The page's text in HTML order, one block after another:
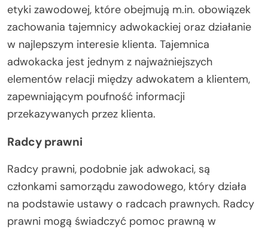
etyki zawodowej, które obejmują m.in. obowiązek
zachowania tajemnicy adwokackiej oraz działanie
w najlepszym interesie klienta. Tajemnica
adwokacka jest jednym z najważniejszych
elementów relacji między adwokatem a klientem,
zapewniającym poufność informacji
przekazywanych przez klienta.
Radcy prawni
Radcy prawni, podobnie jak adwokaci, są
członkami samorządu zawodowego, który działa
na podstawie ustawy o radcach prawnych. Radcy
prawni mogą świadczyć pomoc prawną w